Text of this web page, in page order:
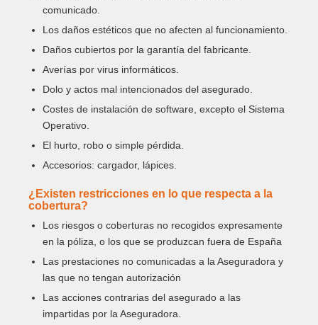
comunicado.
Los daños estéticos que no afecten al funcionamiento.
Daños cubiertos por la garantía del fabricante.
Averías por virus informáticos.
Dolo y actos mal intencionados del asegurado.
Costes de instalación de software, excepto el Sistema
Operativo.
El hurto, robo o simple pérdida.
Accesorios: cargador, lápices.
¿Existen restricciones en lo que respecta a la
cobertura?
Los riesgos o coberturas no recogidos expresamente
en la póliza, o los que se produzcan fuera de España
Las prestaciones no comunicadas a la Aseguradora y
las que no tengan autorización
Las acciones contrarias del asegurado a las
impartidas por la Aseguradora.